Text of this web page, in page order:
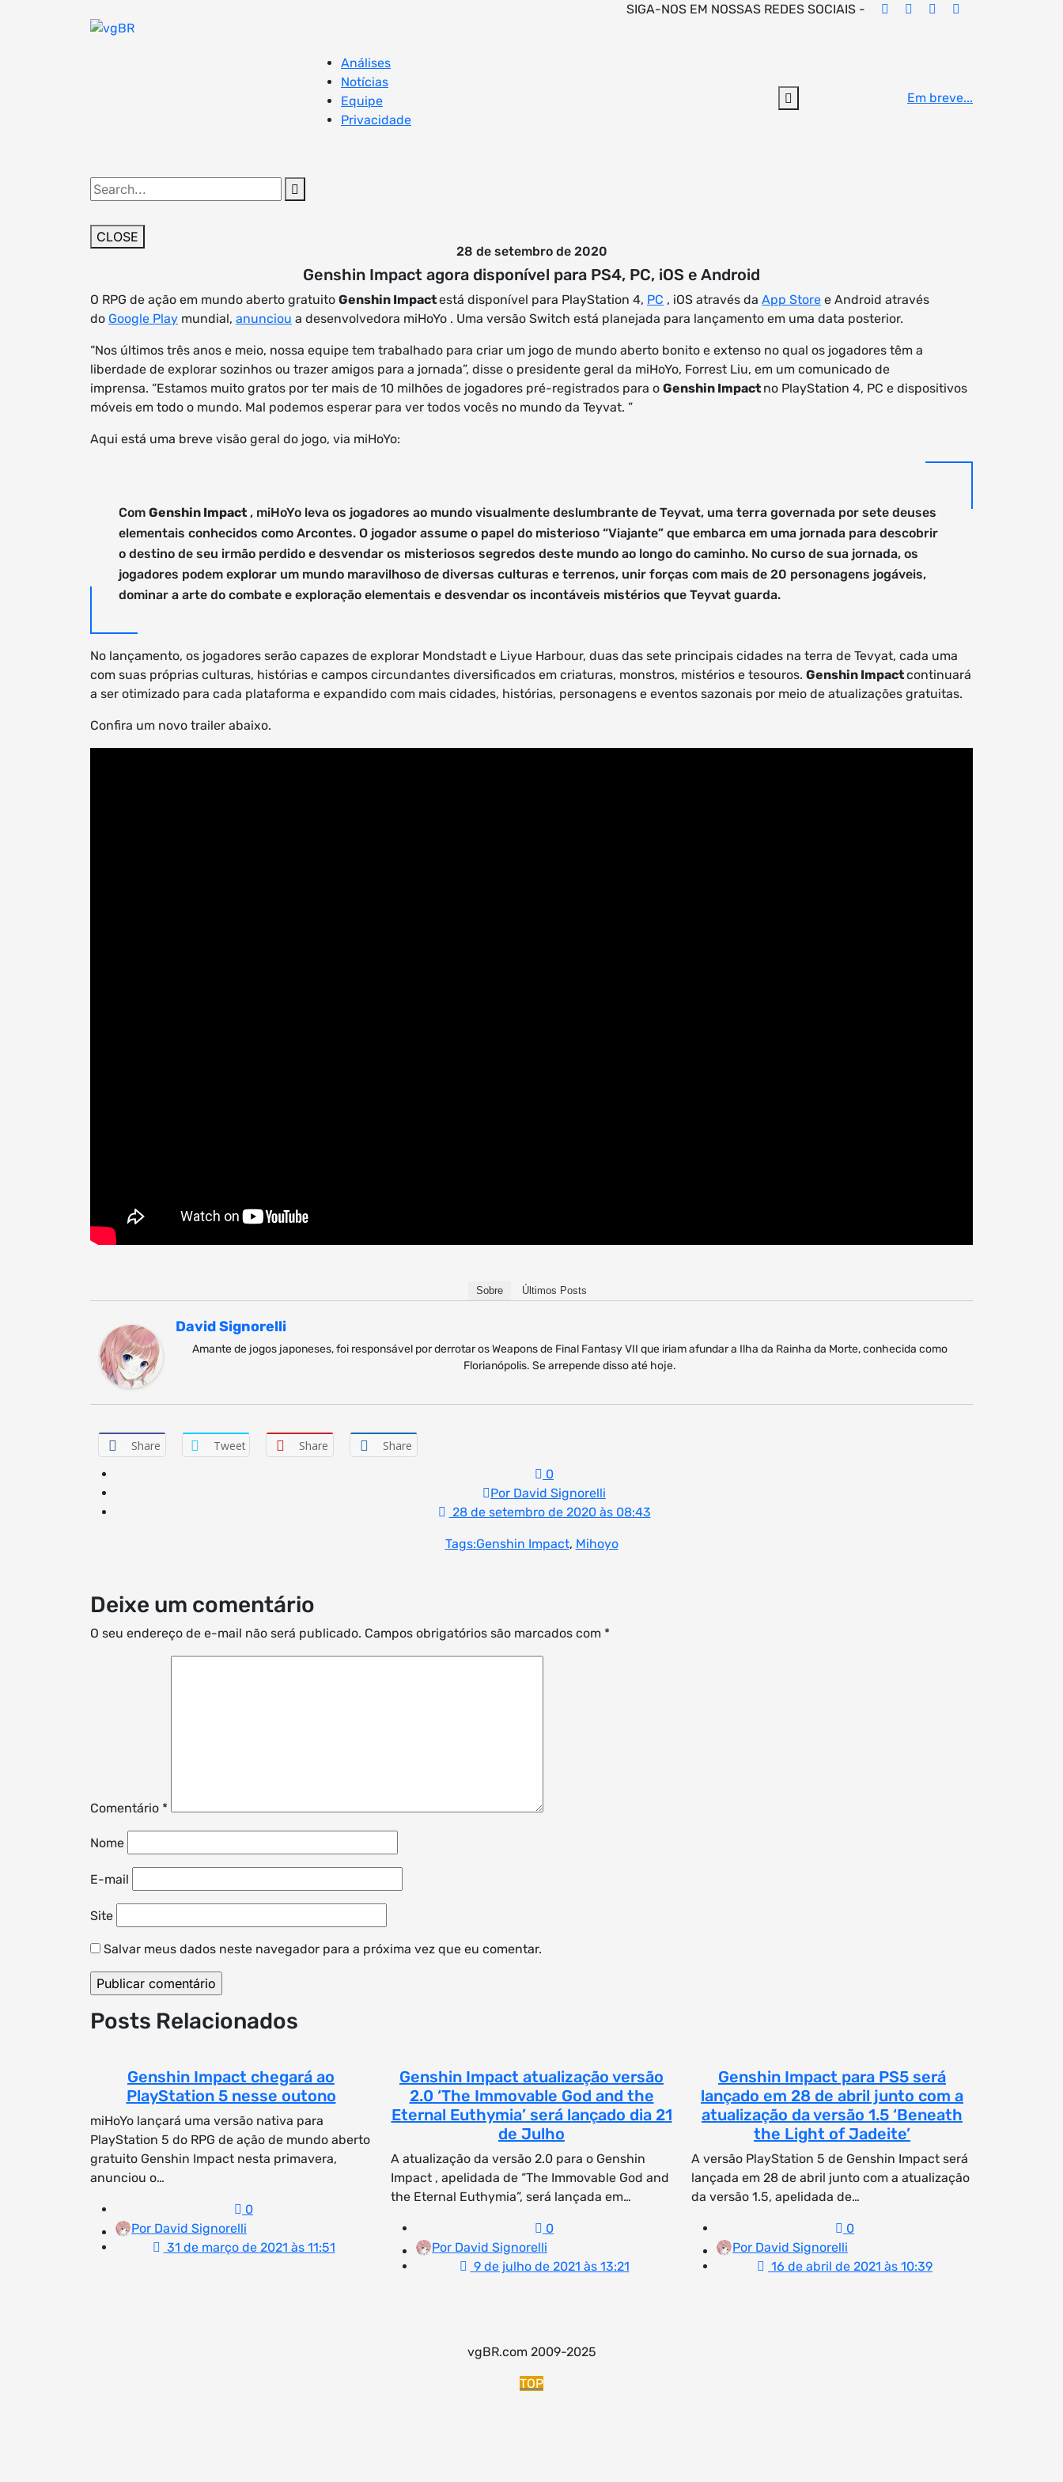
SIGA-NOS EM NOSSAS REDES SOCIAIS -
Análises
Notícias
Equipe
Privacidade
Em breve...
Search
for:
CLOSE
28 de setembro de 2020
Genshin Impact agora disponível para PS4, PC, iOS e Android
O RPG de ação em mundo aberto gratuito Genshin Impactestá disponível para PlayStation 4, PC , iOS através da App Store e Android através
do Google Play mundial, anunciou a desenvolvedora miHoYo . Uma versão Switch está planejada para lançamento em uma data posterior.
“Nos últimos três anos e meio, nossa equipe tem trabalhado para criar um jogo de mundo aberto bonito e extenso no qual os jogadores têm a
liberdade de explorar sozinhos ou trazer amigos para a jornada”, disse o presidente geral da miHoYo, Forrest Liu, em um comunicado de
imprensa. “Estamos muito gratos por ter mais de 10 milhões de jogadores pré-registrados para o Genshin Impact no PlayStation 4, PC e dispositivos
móveis em todo o mundo. Mal podemos esperar para ver todos vocês no mundo da Teyvat. ”
Aqui está uma breve visão geral do jogo, via miHoYo:
Com Genshin Impact , miHoYo leva os jogadores ao mundo visualmente deslumbrante de Teyvat, uma terra governada por sete deuses
elementais conhecidos como Arcontes. O jogador assume o papel do misterioso “Viajante” que embarca em uma jornada para descobrir
o destino de seu irmão perdido e desvendar os misteriosos segredos deste mundo ao longo do caminho. No curso de sua jornada, os
jogadores podem explorar um mundo maravilhoso de diversas culturas e terrenos, unir forças com mais de 20 personagens jogáveis,
dominar a arte do combate e exploração elementais e desvendar os incontáveis ​​mistérios que Teyvat guarda.
No lançamento, os jogadores serão capazes de explorar Mondstadt e Liyue Harbour, duas das sete principais cidades na terra de Tevyat, cada uma
com suas próprias culturas, histórias e campos circundantes diversificados em criaturas, monstros, mistérios e tesouros. Genshin Impactcontinuará
a ser otimizado para cada plataforma e expandido com mais cidades, histórias, personagens e eventos sazonais por meio de atualizações gratuitas.
Confira um novo trailer abaixo.
Sobre Últimos Posts
David Signorelli
Amante de jogos japoneses, foi responsável por derrotar os Weapons de Final Fantasy VII que iriam afundar a Ilha da Rainha da Morte, conhecida como
Florianópolis. Se arrepende disso até hoje.
Share Tweet Share
Share
0
Por David Signorelli
28 de setembro de 2020 às 08:43
Tags:Genshin Impact, Mihoyo
Deixe um comentário
O seu endereço de e-mail não será publicado. Campos obrigatórios são marcados com *
Comentário *
Nome
E-mail
Site
Salvar meus dados neste navegador para a próxima vez que eu comentar.
Posts Relacionados
Genshin Impact chegará ao
PlayStation 5 nesse outono
miHoYo lançará uma versão nativa para
PlayStation 5 do RPG de ação de mundo aberto
gratuito Genshin Impact nesta primavera,
anunciou o…
0
Por David Signorelli
31 de março de 2021 às 11:51
Genshin Impact atualização versão
2.0 ‘The Immovable God and the
Eternal Euthymia’ será lançado dia 21
de Julho
A atualização da versão 2.0 para o Genshin
Impact , apelidada de “The Immovable God and
the Eternal Euthymia”, será lançada em…
0
Por David Signorelli
9 de julho de 2021 às 13:21
Genshin Impact para PS5 será
lançado em 28 de abril junto com a
atualização da versão 1.5 ‘Beneath
the Light of Jadeite’
A versão PlayStation 5 de Genshin Impact será
lançada em 28 de abril junto com a atualização
da versão 1.5, apelidada de…
0
Por David Signorelli
16 de abril de 2021 às 10:39
vgBR.com 2009-2025
TOP